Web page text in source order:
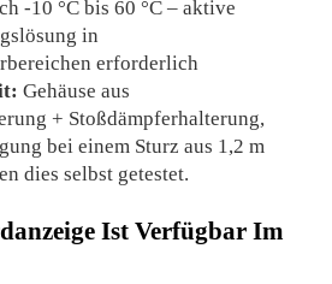
-10 °C bis 60 °C – aktive
in
erforderlich
Gehäuse aus
+ Stoßdämpferhalterung,
bei einem Sturz aus 1,2 m
dies selbst getestet.
Ist Verfügbar Im